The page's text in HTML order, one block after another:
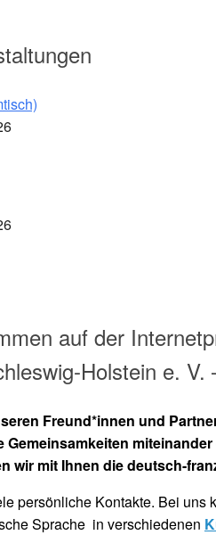
auf der
Holstein e. V.
Freund*innen und
Gemeinsamkeiten
wir mit Ihnen die deutsch-
persönliche Kontakte. Bei
Sprache in verschiedenen